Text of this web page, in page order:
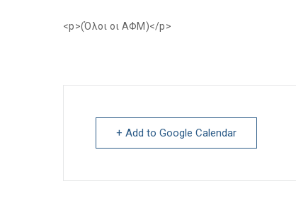
<p>(Όλοι οι ΑΦΜ)</p>
+ Add to Google Calendar